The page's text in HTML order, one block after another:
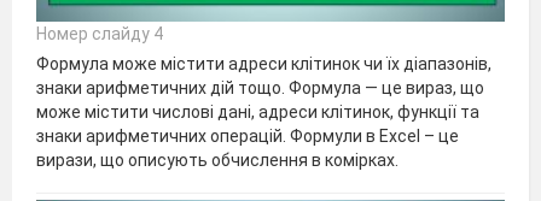
Номер слайду 4
Формула може містити адреси клітинок чи їх діапазонів,
знаки арифметичних дій тощо. Формула — це вираз, що
може містити числові дані, адреси клітинок, функції та
знаки арифметичних операцій. Формули в Excel – це
вирази, що описують обчислення в комірках.